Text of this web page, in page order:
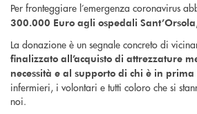
Per fronteggiare l’emergenza coronavirus
300.000 Euro agli ospedali Sant’Orsola
La donazione è un segnale concreto di
finalizzato all’acquisto di attrezzature
necessità e al supporto di chi è in
infermieri, i volontari e tutti coloro che si
noi.